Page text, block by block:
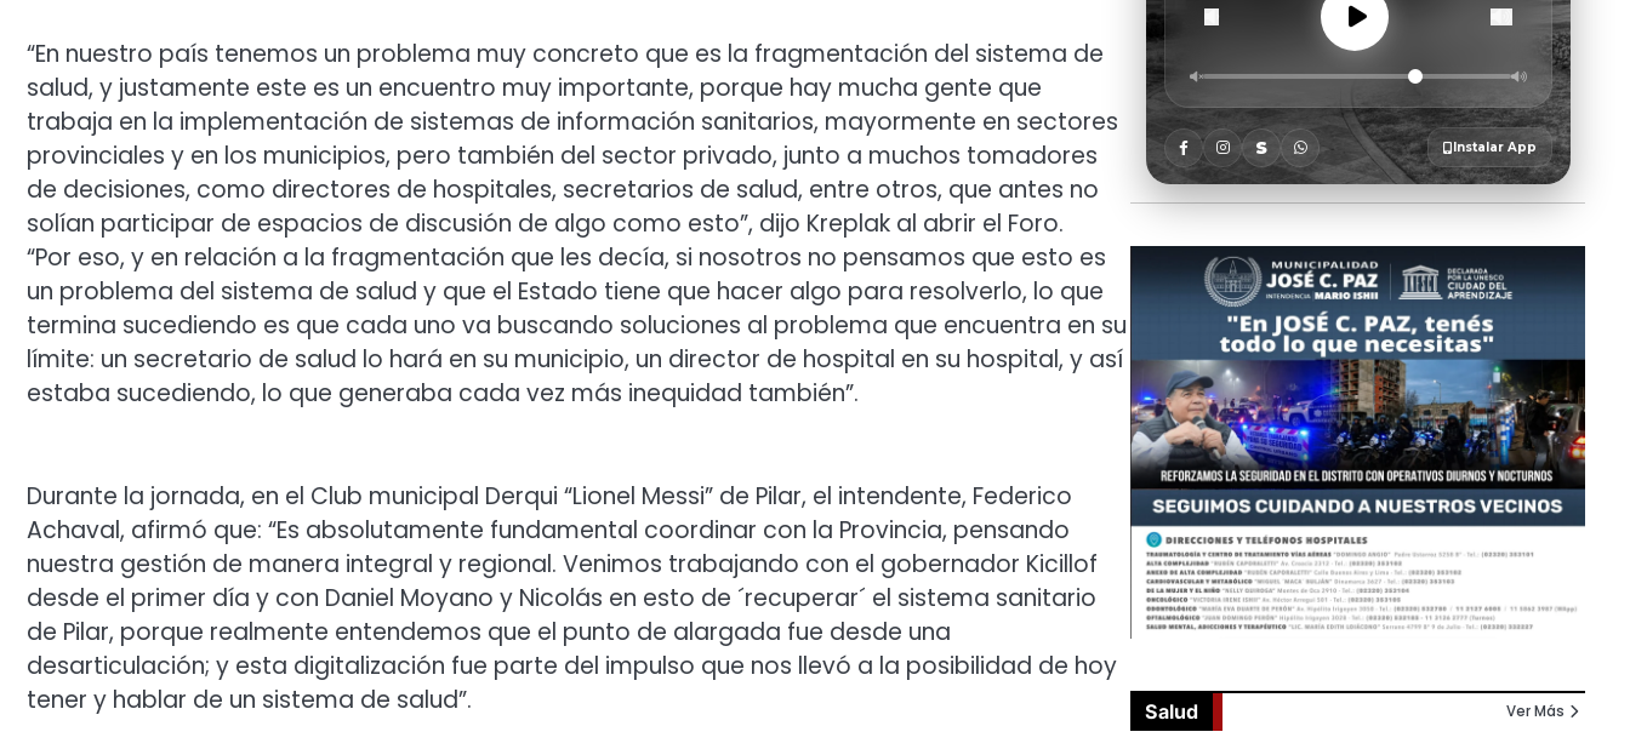
“En nuestro país tenemos un problema muy concreto que es la fragmentación del sistema de
salud, y justamente este es un encuentro muy importante, porque hay mucha gente que
trabaja en la implementación de sistemas de información sanitarios, mayormente en sectores
provinciales y en los municipios, pero también del sector privado, junto a muchos tomadores
de decisiones, como directores de hospitales, secretarios de salud, entre otros, que antes no
solían participar de espacios de discusión de algo como esto”, dijo Kreplak al abrir el Foro.
“Por eso, y en relación a la fragmentación que les decía, si nosotros no pensamos que esto es
un problema del sistema de salud y que el Estado tiene que hacer algo para resolverlo, lo que
termina sucediendo es que cada uno va buscando soluciones al problema que encuentra en su
límite: un secretario de salud lo hará en su municipio, un director de hospital en su hospital, y así
estaba sucediendo, lo que generaba cada vez más inequidad también”.
Durante la jornada, en el Club municipal Derqui “Lionel Messi” de Pilar, el intendente, Federico
Achaval, afirmó que: “Es absolutamente fundamental coordinar con la Provincia, pensando
nuestra gestión de manera integral y regional. Venimos trabajando con el gobernador Kicillof
desde el primer día y con Daniel Moyano y Nicolás en esto de ´recuperar´ el sistema sanitario
de Pilar, porque realmente entendemos que el punto de alargada fue desde una
desarticulación; y esta digitalización fue parte del impulso que nos llevó a la posibilidad de hoy
tener y hablar de un sistema de salud”.
Salud Ver Más